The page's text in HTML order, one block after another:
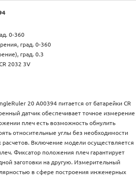
0-360
град. 0-360
град. 0.3
2032 3V
20 А00394 питается от батарейки CR
датчик обеспечивает точное измерение
плеч есть возможность обнулить
относительные углы без необходимости
Включение модели осуществляется
Фиксатор положения плеч гарантирует
заготовки на другую. Измерительный
в сфере построения инженерных